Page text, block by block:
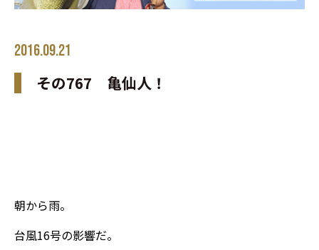
2016.09.21
その767 亀仙人！
朝から雨。
台風16号の影響だ。